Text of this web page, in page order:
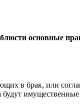
основные
в брак, или
будут